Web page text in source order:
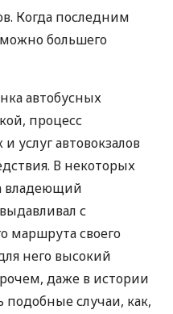
Когда последним
большего
автобусных
процесс
услуг автовокзалов
В некоторых
владеющий
с
маршрута своего
него высокий
даже в истории
случаи, как,